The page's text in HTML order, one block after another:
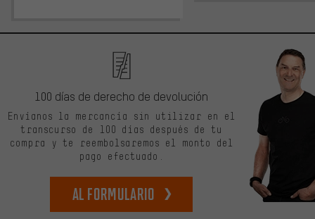
100 días de derecho de devolución
Envíanos la mercancía sin utilizar en el
transcurso de 100 días después de tu
compra y te reembolsaremos el monto del
pago efectuado.
Al formulario